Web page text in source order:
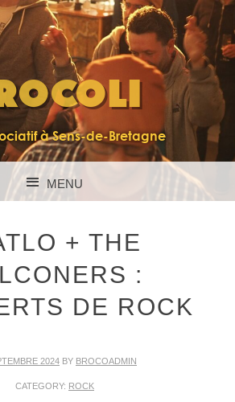
à Sens-de-Bretagne
MENU
+ THE
:
DE ROCK
2024 BY BROCOADMIN
CATEGORY: ROCK